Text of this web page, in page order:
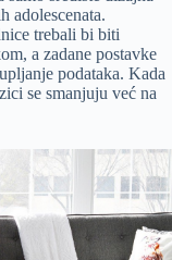
adolescenata.
trebali bi biti
a zadane postavke
podataka. Kada
se smanjuju već na